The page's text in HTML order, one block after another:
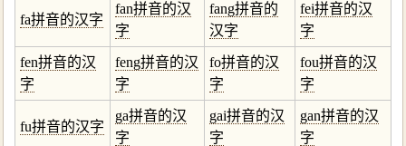
fa拼音的汉字
fan拼音的汉
字
fang拼音的
汉字
fei拼音的汉
字
fen拼音的汉
字
feng拼音的汉
字
fo拼音的汉
字
fou拼音的汉
字
fu拼音的汉字
ga拼音的汉
字
gai拼音的汉
字
gan拼音的汉
字